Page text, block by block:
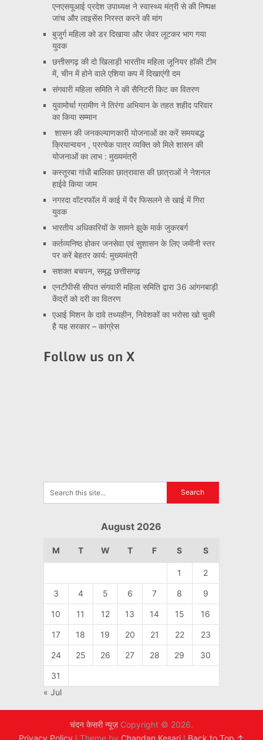
एनएसयूआई प्रदेश उपाध्यक्ष ने स्वास्थ्य मंत्री से की निष्पक्ष
जांच और लाइसेंस निरस्त करने की मांग
बुजुर्ग महिला को डर दिखाया और जेवर लूटकर भाग गया
युवक
छत्तीसगढ़ की दो खिलाड़ी भारतीय महिला जूनियर हॉकी टीम
में, चीन में होने वाले एशिया कप में दिखाएंगी दम
संगवारी महिला समिति ने की सैनिटरी किट का वितरण
युवामोर्चा ग्रामीण ने तिरंगा अभियान के तहत शहीद परिवार
का किया सम्मान
शासन की जनकल्याणकारी योजनाओं का करें समयबद्ध
क्रियान्वयन , प्रत्येक पात्र व्यक्ति को मिले शासन की
योजनाओं का लाभ : मुख्यमंत्री
कस्तूरबा गांधी बालिका छात्रावास की छात्राओं ने नेशनल
हाईवे किया जाम
नगरदा वॉटरफॉल में काई में पैर फिसलने से खाई में गिरा
युवक
भारतीय अधिकारियों के सामने झुके मार्क जुकरबर्ग
कर्तव्यनिष्ठ होकर जनसेवा एवं सुशासन के लिए जमीनी स्तर
पर करें बेहतर कार्य: मुख्यमंत्री
सशक्त बचपन, समृद्ध छत्तीसगढ़
एनटीपीसी सीपत संगवारी महिला समिति द्वारा 36 आंगनबाड़ी
केंद्रों को दरी का वितरण
एआई मिशन के दावे तथ्यहीन, निवेशकों का भरोसा खो चुकी
है यह सरकार – कांग्रेस
Follow us on X
August 2026
M T W T F S S
1 2
3 4 5 6 7 8 9
10 11 12 13 14 15 16
17 18 19 20 21 22 23
24 25 26 27 28 29 30
31
« Jul
चंदन केसरी न्यूज़Copyright © 2026.
Privacy Policy I Theme by Chandan KesariI Back to Top ↑